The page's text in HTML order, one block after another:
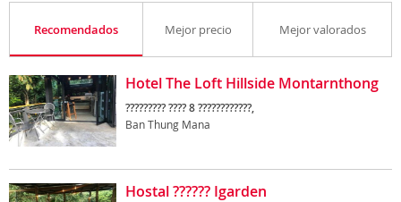
Recomendados Mejor precio Mejor valorados
Hotel The Loft Hillside Montarnthong
????????? ???? 8 ????????????,
Ban Thung Mana
Hostal ?????? Igarden